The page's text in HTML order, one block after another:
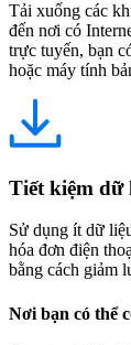
Tải xuống các
đến nơi có
trực tuyến, bạn
hoặc máy tính
Tiết kiệm dữ
Sử dụng ít dữ
hóa đơn điện
bằng cách giảm
Nơi bạn có thể